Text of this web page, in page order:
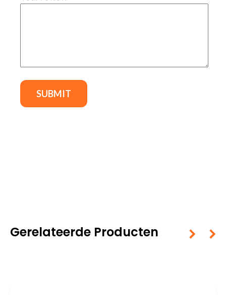
Gerelateerde Producten